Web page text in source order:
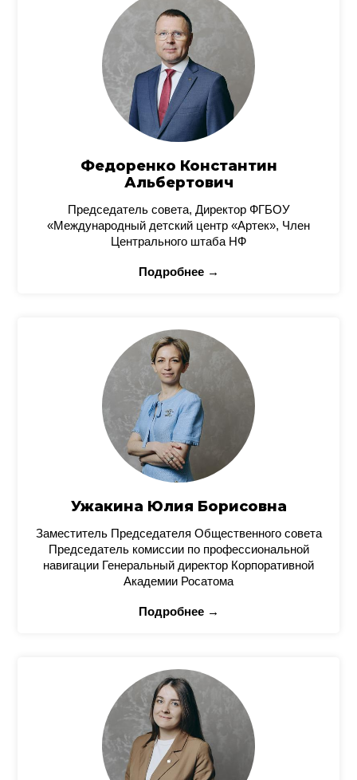
Федоренко Константин
Альбертович
Председатель совета, Директор ФГБОУ
«Международный детский центр «Артек», Член
Центрального штаба НФ
Подробнее →
Ужакина Юлия Борисовна
Заместитель Председателя Общественного совета
Председатель комиссии по профессиональной
навигации Генеральный директор Корпоративной
Академии Росатома
Подробнее →